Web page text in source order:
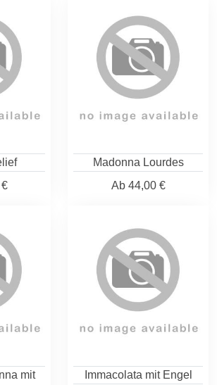
Madonna Lourdes
Ab44,00 €
mit Immacolata mit Engel